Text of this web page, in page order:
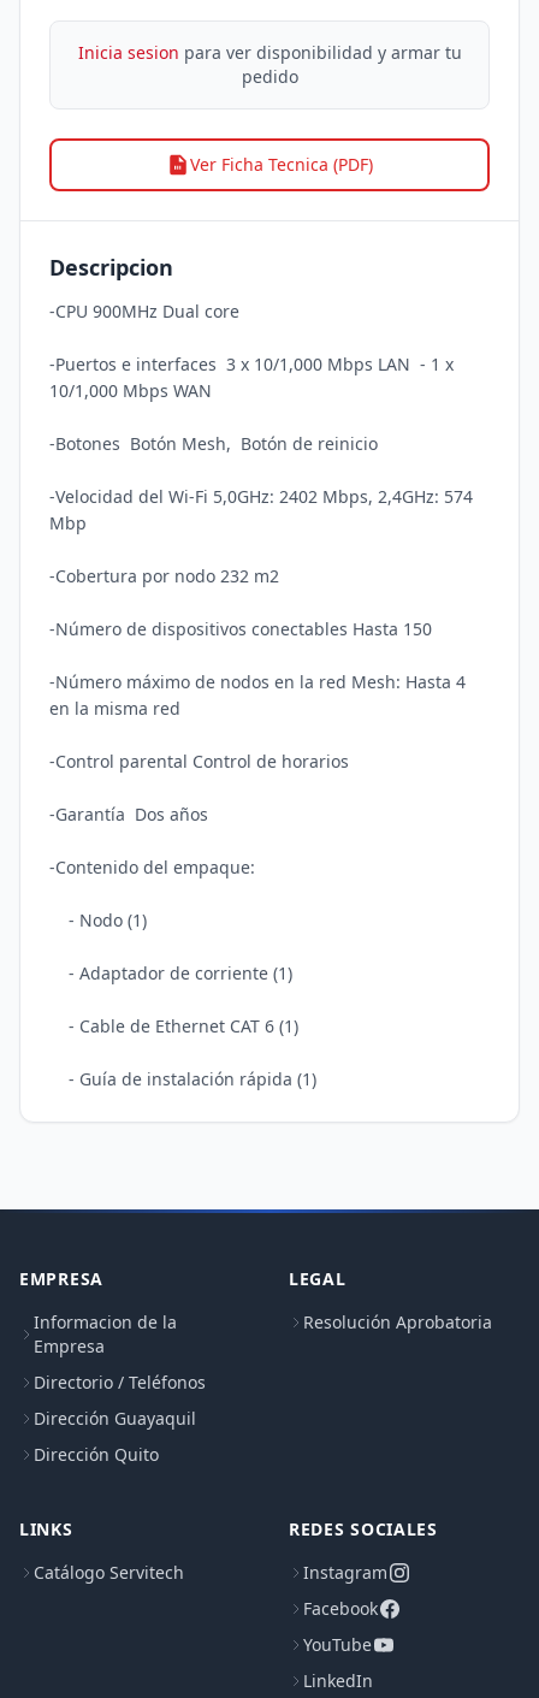
Inicia sesion para ver disponibilidad y armar tu
pedido
Ver Ficha Tecnica (PDF)
Descripcion
-CPU 900MHz Dual core
-Puertos e interfaces  3 x 10/1,000 Mbps LAN  - 1 x
10/1,000 Mbps WAN
-Botones  Botón Mesh,  Botón de reinicio
-Velocidad del Wi-Fi 5,0GHz: 2402 Mbps, 2,4GHz: 574
Mbp
-Cobertura por nodo 232 m2
-Número de dispositivos conectables Hasta 150
-Número máximo de nodos en la red Mesh: Hasta 4
en la misma red
-Control parental Control de horarios
-Garantía  Dos años
-Contenido del empaque:
EMPRESA
Informacion de la
Empresa
Directorio / Teléfonos
Dirección Guayaquil
Dirección Quito
LEGAL
Resolución Aprobatoria
LINKS
Catálogo Servitech
REDES SOCIALES
Instagram
Facebook
YouTube
LinkedIn